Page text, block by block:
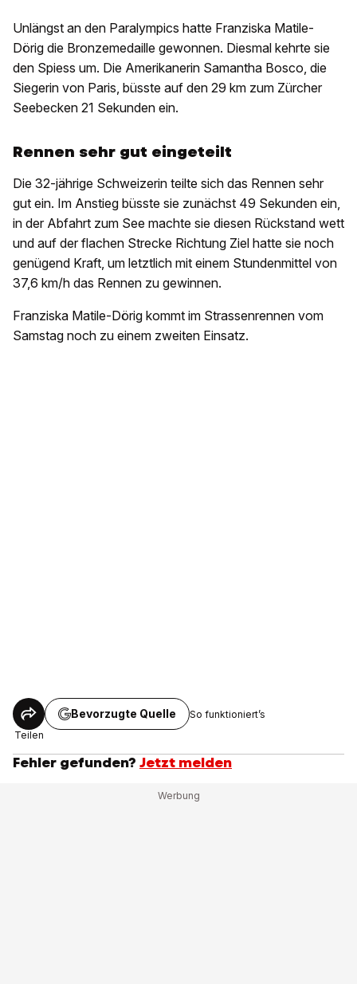
Unlängst an den Paralympics hatte Franziska Matile-
Dörig die Bronzemedaille gewonnen. Diesmal kehrte sie
den Spiess um. Die Amerikanerin Samantha Bosco, die
Siegerin von Paris, büsste auf den 29 km zum Zürcher
Seebecken 21 Sekunden ein.
Rennen sehr gut eingeteilt
Die 32-jährige Schweizerin teilte sich das Rennen sehr
gut ein. Im Anstieg büsste sie zunächst 49 Sekunden ein,
in der Abfahrt zum See machte sie diesen Rückstand wett
und auf der flachen Strecke Richtung Ziel hatte sie noch
genügend Kraft, um letztlich mit einem Stundenmittel von
37,6 km/h das Rennen zu gewinnen.
Franziska Matile-Dörig kommt im Strassenrennen vom
Samstag noch zu einem zweiten Einsatz.
Teilen
Bevorzugte Quelle So funktioniert’s
Fehler gefunden? Jetzt melden